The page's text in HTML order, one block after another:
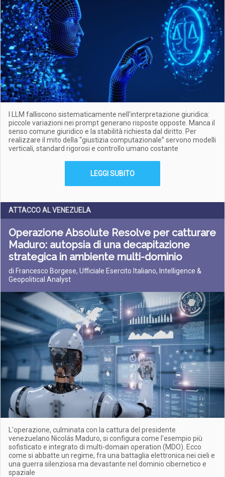
I LLM falliscono sistematicamente nell'interpretazione giuridica:
piccole variazioni nei prompt generano risposte opposte. Manca il
senso comune giuridico e la stabilità richiesta dal diritto. Per
realizzare il mito della “giustizia computazionale” servono modelli
verticali, standard rigorosi e controllo umano costante
LEGGI SUBITO
ATTACCO AL VENEZUELA
Operazione Absolute Resolve per catturare
Maduro: autopsia di una decapitazione
strategica in ambiente multi-dominio
di Francesco Borgese, Ufficiale Esercito Italiano, Intelligence &
Geopolitical Analyst
L'operazione, culminata con la cattura del presidente
venezuelano Nicolás Maduro, si configura come l'esempio più
sofisticato e integrato di multi-domain operation (MDO). Ecco
come si abbatte un regime, fra una battaglia elettronica nei cieli e
una guerra silenziosa ma devastante nel dominio cibernetico e
spaziale